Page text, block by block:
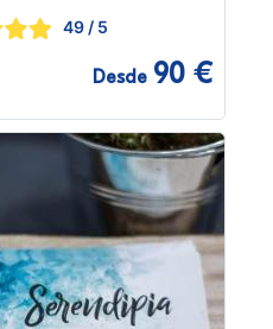
49/ 5
Desde 90 €